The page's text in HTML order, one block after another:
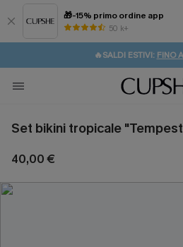
🎁-15% primo ordine app
50 k+
⚡️-15% SUGLI ESSENZIALI DA
🔥SALDI ESTIVI: FINO
🚚SPEDIZIONE
💌REGALO PER I NUOVI:
Set bikini tropicale
40,00 €